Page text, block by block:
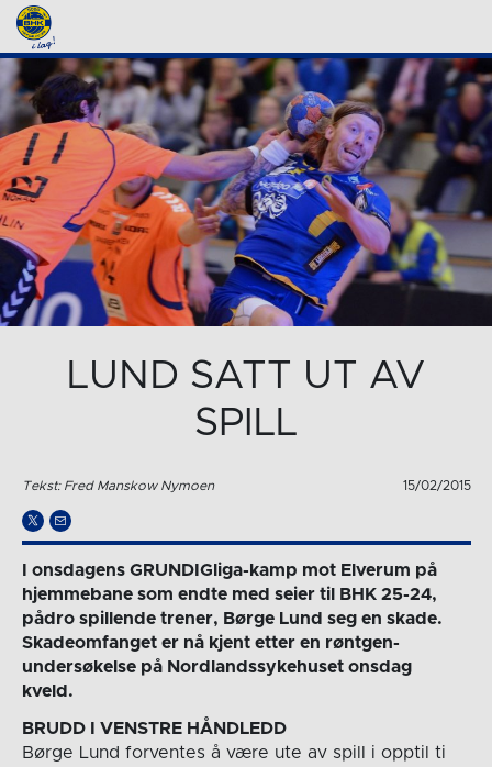
LUND SATT UT AV
SPILL
Tekst: Fred Manskow Nymoen 15/02/2015
I onsdagens GRUNDIGliga-kamp mot Elverum på
hjemmebane som endte med seier til BHK 25-24,
pådro spillende trener, Børge Lund seg en skade.
Skadeomfanget er nå kjent etter en røntgen-
undersøkelse på Nordlandssykehuset onsdag
kveld.
BRUDD I VENSTRE HÅNDLEDD
Børge Lund forventes å være ute av spill i opptil ti